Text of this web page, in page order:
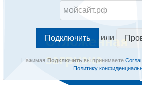
или
Нажимая Подключитьвы принимаете
Политику